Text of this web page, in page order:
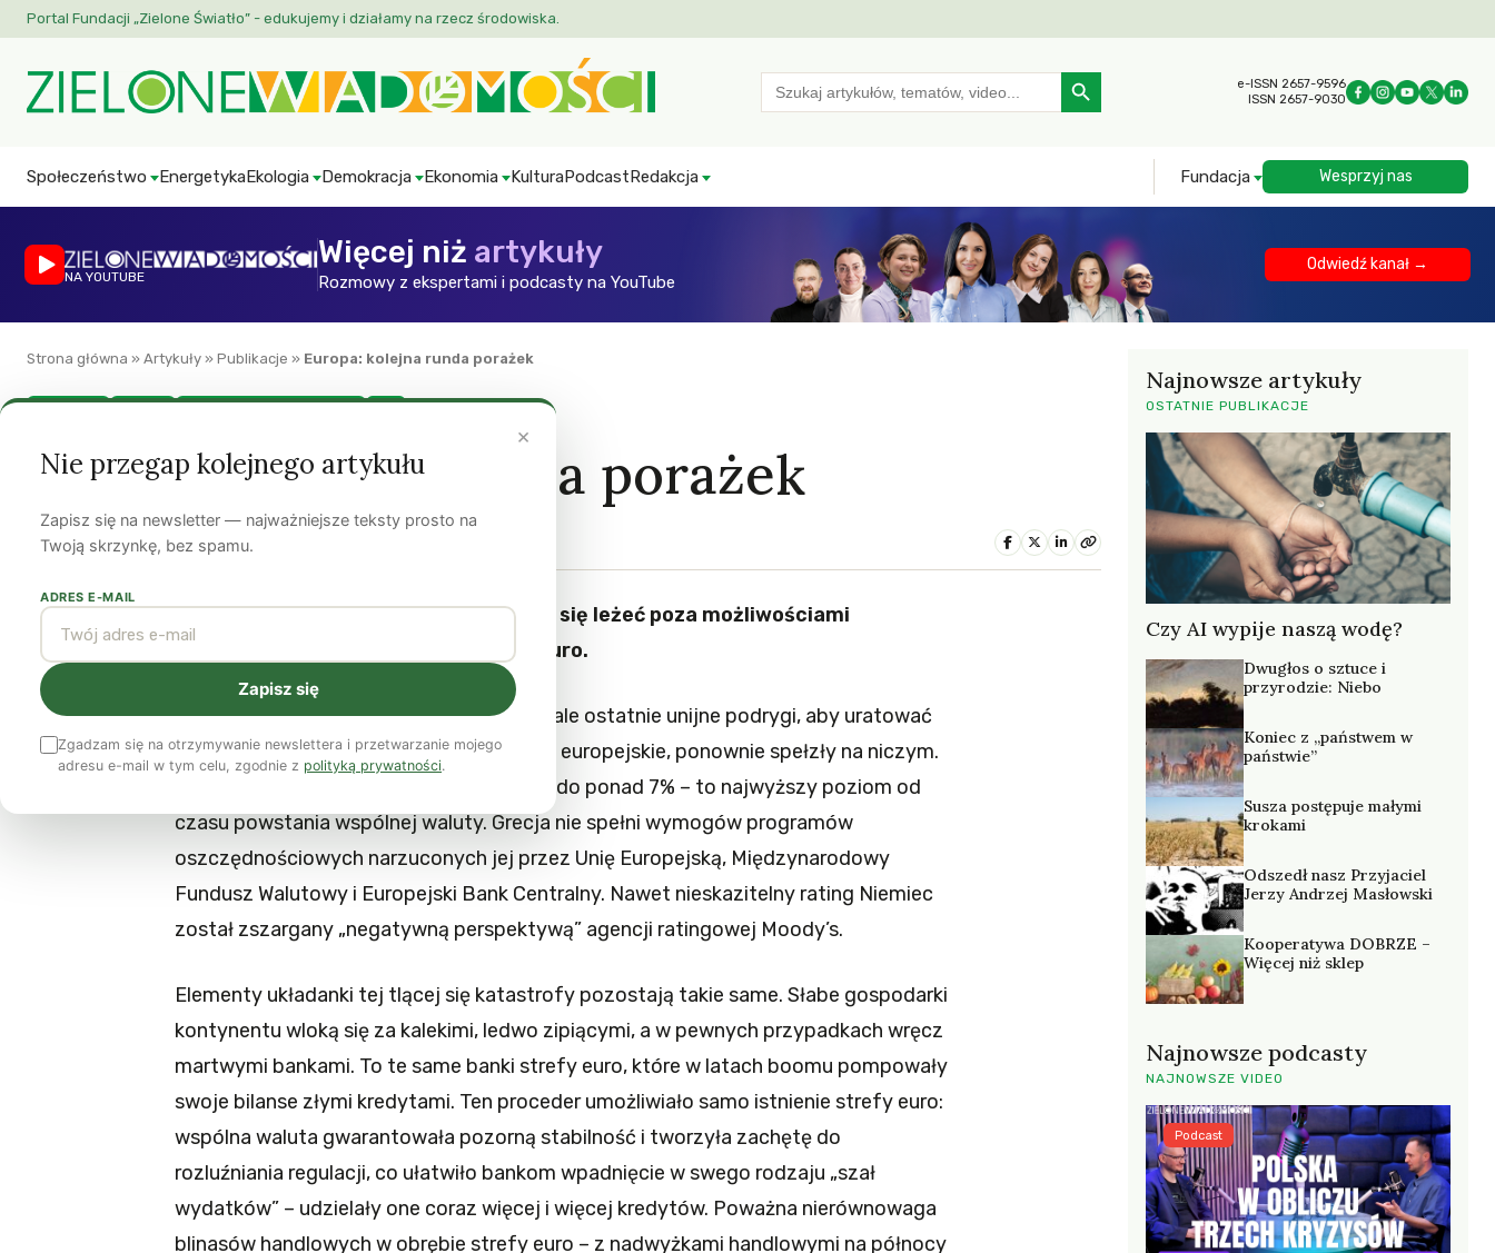
Portal Fundacji „Zielone Światło” - edukujemy i działamy na rzecz środowiska.
Search
for:
Search Button
e-ISSN 2657-9596
ISSN 2657-9030
Społeczeństwo EnergetykaEkologia Demokracja Ekonomia KulturaPodcastRedakcja Fundacja Wesprzyj nas
NA YOUTUBE
Więcej niż artykuły
Rozmowy z ekspertami i podcasty na YouTube
Odwiedź kanał →
Strona główna » Artykuły » Publikacje » Europa: kolejna runda porażek
Europa: kolejna runda porażek
James Meadway 20 sierpnia 2012
Pokonanie trwającego kryzysu wydaje się leżeć poza możliwościami
chwiejących się przywódców strefy euro.
Zajęło to trochę więcej czasu niż zwykle, ale ostatnie unijne podrygi, aby uratować
borykające się z trudnościami gospodarki europejskie, ponownie spełzły na niczym.
Koszty obsługi kredytu Hiszpanii wzrosły do ponad 7% – to najwyższy poziom od
czasu powstania wspólnej waluty. Grecja nie spełni wymogów programów
oszczędnościowych narzuconych jej przez Unię Europejską, Międzynarodowy
Fundusz Walutowy i Europejski Bank Centralny. Nawet nieskazitelny rating Niemiec
został zszargany „negatywną perspektywą” agencji ratingowej Moody’s.
Elementy układanki tej tlącej się katastrofy pozostają takie same. Słabe gospodarki
kontynentu wloką się za kalekimi, ledwo zipiącymi, a w pewnych przypadkach wręcz
martwymi bankami. To te same banki strefy euro, które w latach boomu pompowały
swoje bilanse złymi kredytami. Ten proceder umożliwiało samo istnienie strefy euro:
wspólna waluta gwarantowała pozorną stabilność i tworzyła zachętę do
rozluźniania regulacji, co ułatwiło bankom wpadnięcie w swego rodzaju „szał
wydatków” – udzielały one coraz więcej i więcej kredytów. Poważna nierównowaga
blinasów handlowych w obrębie strefy euro – z nadwyżkami handlowymi na północy
Najnowsze artykuły
OSTATNIE PUBLIKACJE
Czy AI wypije naszą wodę?
Dwugłos o sztuce i
przyrodzie: Niebo
Koniec z „państwem w
państwie”
Susza postępuje małymi
krokami
Odszedł nasz Przyjaciel
Jerzy Andrzej Masłowski
Kooperatywa DOBRZE –
Więcej niż sklep
Najnowsze podcasty
NAJNOWSZE VIDEO
Podcast
×
Nie przegap kolejnego artykułu
Zapisz się na newsletter — najważniejsze teksty prosto na
Twoją skrzynkę, bez spamu.
ADRES E-MAIL
Zapisz się
Zgadzam się na otrzymywanie newslettera i przetwarzanie mojego
adresu e-mail w tym celu, zgodnie z polityką prywatności.